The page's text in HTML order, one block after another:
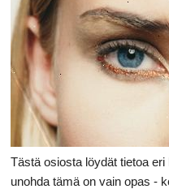
Tästä osiosta löydät tietoa
unohda tämä on vain opas -